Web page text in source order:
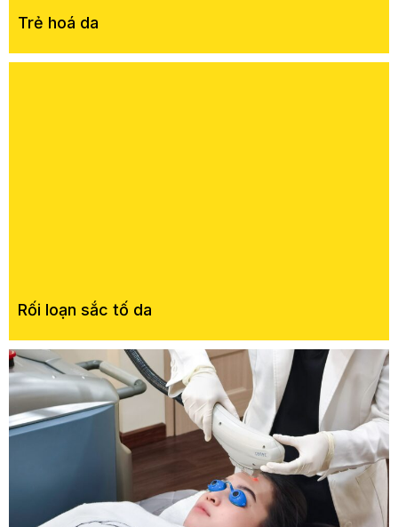
Trẻ hoá da
Rối loạn sắc tố da